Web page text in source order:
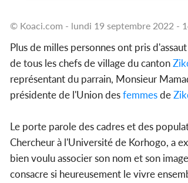
© Koaci.com - lundi 19 septembre 2022 -
Plus de milles personnes ont pris
de tous les chefs de village du canton
représentant du parrain, Monsieur
présidente de l'Union desfemmesde
Le porte parole des cadres et des
Chercheur à l'Université de Korhogo, a
bien voulu associer son nom et son
consacre si heureusement le vivre